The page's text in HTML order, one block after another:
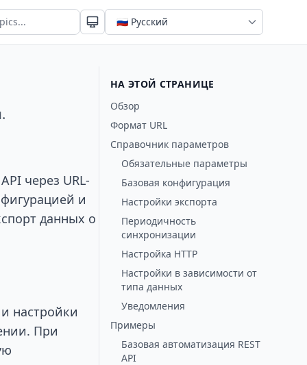
через URL-
и
данных о
настройки
При
НА ЭТОЙ СТРАНИЦЕ
Обзор
Формат URL
Справочник параметров
Обязательные параметры
Базовая конфигурация
Настройки экспорта
Периодичность
синхронизации
Настройка HTTP
Настройки в зависимости от
типа данных
Уведомления
Примеры
Базовая автоматизация REST
API